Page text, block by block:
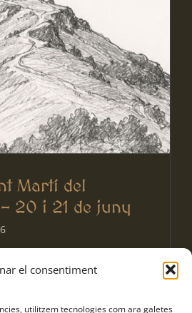
el consentiment
utilitzem tecnologies com ara galetes
Martí del
20 i 21 de juny